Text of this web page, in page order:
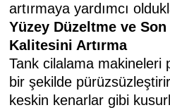
artırmaya yardımcı
Yüzey Düzeltme ve
Kalitesini Artırma
Tank cilalama makineleri
bir şekilde
keskin kenarlar gibi